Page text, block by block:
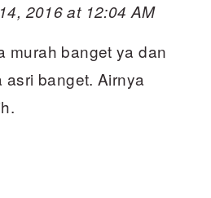
2016 at 12:04 AM
murah banget ya dan
asri banget. Airnya